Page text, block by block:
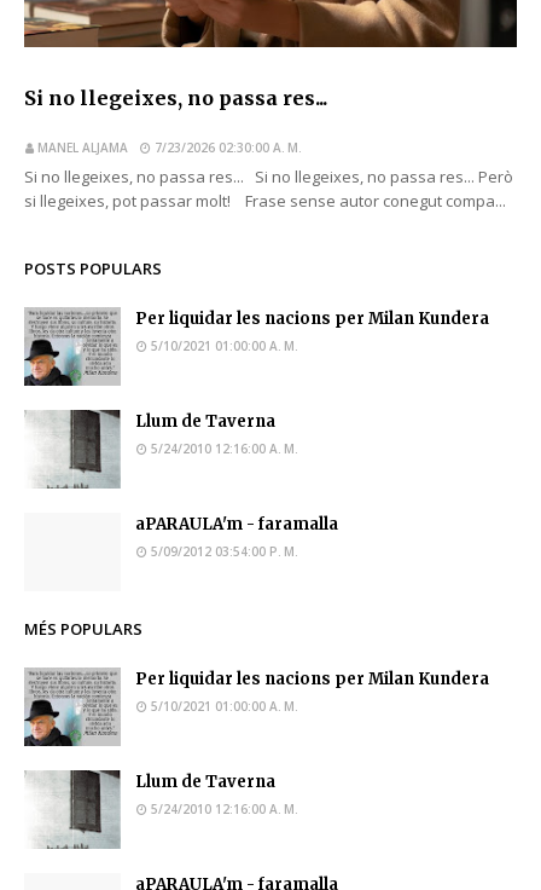
Si no llegeixes, no passa res...
MANEL ALJAMA 7/23/2026 02:30:00 A. M.
Si no llegeixes, no passa res... Si no llegeixes, no passa res... Però
si llegeixes, pot passar molt! Frase sense autor conegut compa...
POSTS POPULARS
Per liquidar les nacions per Milan Kundera
5/10/2021 01:00:00 A. M.
Llum de Taverna
5/24/2010 12:16:00 A. M.
aPARAULA'm - faramalla
5/09/2012 03:54:00 P. M.
MÉS POPULARS
Per liquidar les nacions per Milan Kundera
5/10/2021 01:00:00 A. M.
Llum de Taverna
5/24/2010 12:16:00 A. M.
aPARAULA'm - faramalla